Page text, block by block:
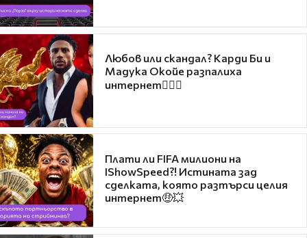
Любов или скандал? Карди Би и
Мадука Окойе разпалиха
интернет❤️‍🔥🔥
Плати ли FIFA милиони на
IShowSpeed?! Истината зад
сделката, която разтърси целия
интернет🤑💥